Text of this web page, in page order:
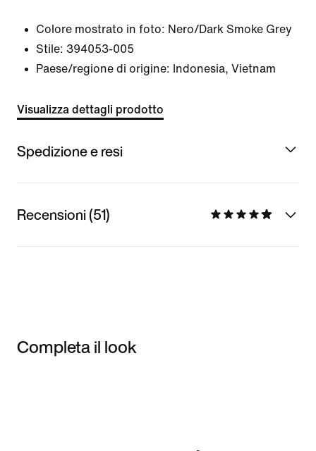
Colore mostrato in foto: Nero/Dark Smoke Grey
Stile: 394053-005
Paese/regione di origine: Indonesia, Vietnam
Visualizza dettagli prodotto
Spedizione e resi
Recensioni (51)
Completa il look